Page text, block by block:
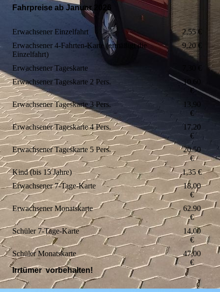
Fahrpreise ab Januar 2026
Erwachsener Einzelfahrt
2,55 €
Erwachsener 4-Fahrten-Karte (ermäßigt die
Einzelfahrt)
9,20 €
Erwachsener Tageskarte
Erwachsener Tageskarte 2 Pers.
10.60
€
Erwachsener Tageskarte 3 Pers.
13,90
€
Erwachsener Tageskarte 4 Pers.
17,20
€
Erwachsener Tageskarte 5 Pers.
20.50
€
Kind (bis 15 Jahre)
1,35 €
Erwachsener 7-Tage-Karte
18,00
€
Erwachsener Monatskarte
62.90
€
Schüler 7-Tage-Karte
14,00
€
Schüler Monatskarte
Irrtümer vorbehalten!
47,00
€